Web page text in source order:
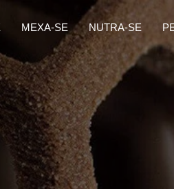
MEXA-SE NUTRA-SE